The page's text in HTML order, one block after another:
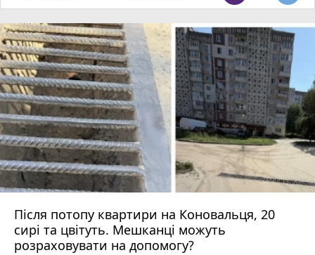
Після потопу квартири на Коновальця, 20
сирі та цвітуть. Мешканці можуть
розраховувати на допомогу?